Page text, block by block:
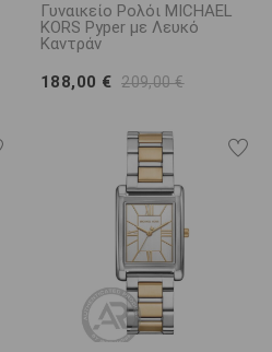
Γυναικείο Ρολόι MICHAEL
KORS Pyper με Λευκό
Καντράν
188,00 € 209,00 €